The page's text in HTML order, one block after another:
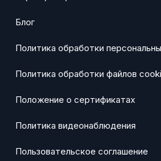
Блог
Политика обработки
Политика обработки файлов
Положение о сертификатах
Политика видеонаблюдения
Пользовательское соглашение